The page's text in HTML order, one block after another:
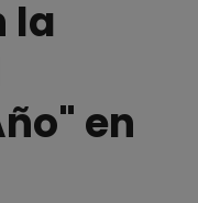
la
en